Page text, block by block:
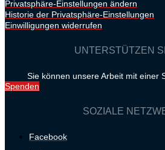
Privatsphäre-Einstellungen ändern
Historie der Privatsphäre-Einstellungen
Einwilligungen widerrufen
UNTERSTÜTZEN
Sie können unsere Arbeit mit einer
Spenden
SOZIALE
Facebook